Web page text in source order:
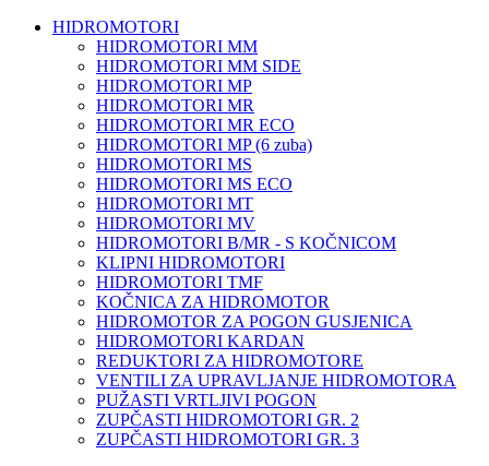
HIDROMOTORI
HIDROMOTORI MM
HIDROMOTORI MM SIDE
HIDROMOTORI MP
HIDROMOTORI MR
HIDROMOTORI MR ECO
HIDROMOTORI MP (6 zuba)
HIDROMOTORI MS
HIDROMOTORI MS ECO
HIDROMOTORI MT
HIDROMOTORI MV
HIDROMOTORI B/MR - S KOČNICOM
KLIPNI HIDROMOTORI
HIDROMOTORI TMF
KOČNICA ZA HIDROMOTOR
HIDROMOTOR ZA POGON GUSJENICA
HIDROMOTORI KARDAN
REDUKTORI ZA HIDROMOTORE
VENTILI ZA UPRAVLJANJE HIDROMOTORA
PUŽASTI VRTLJIVI POGON
ZUPČASTI HIDROMOTORI GR. 2
ZUPČASTI HIDROMOTORI GR. 3